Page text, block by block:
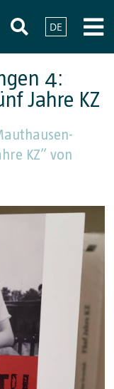
DE
4:
Jahre KZ
KZ” von